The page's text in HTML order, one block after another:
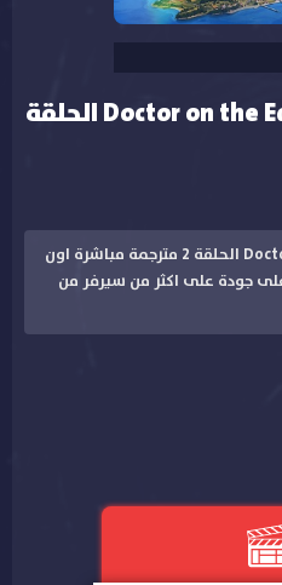
مشاهدة مسلسل Doctor on the Edge الحلقة
مشاهدة مسلسل Doctor on the Edge الحلقة 2 مترجمة مباشرة اون
جودة على اكثر من سيرفر من